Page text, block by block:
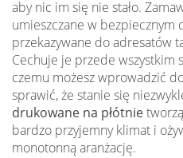
aby nic im się nie stało.
umieszczane w bezpiecznym
przekazywane do adresatów
Cechuje je przede wszystkim
czemu możesz wprowadzić
sprawić, że stanie się
drukowane na płótnie
bardzo przyjemny klimat i
monotonną aranżację.